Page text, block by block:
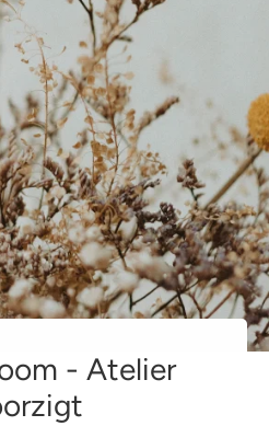
- Atelier